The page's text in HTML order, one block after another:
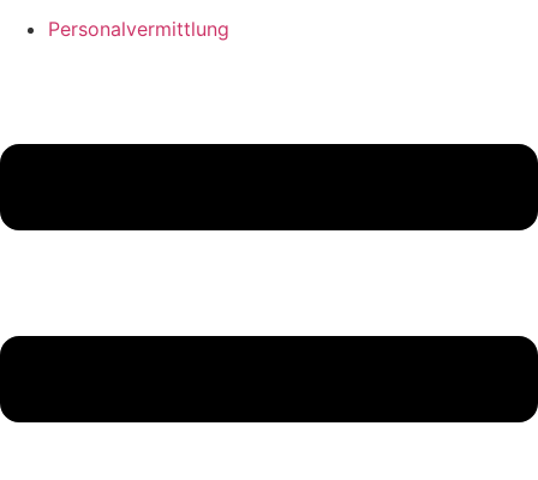
Personalvermittlung